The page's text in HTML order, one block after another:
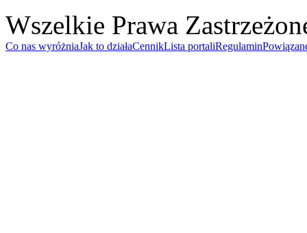
Wszelkie Prawa
Co nas wyróżniaJak to działaCennikLista portaliRegulamin